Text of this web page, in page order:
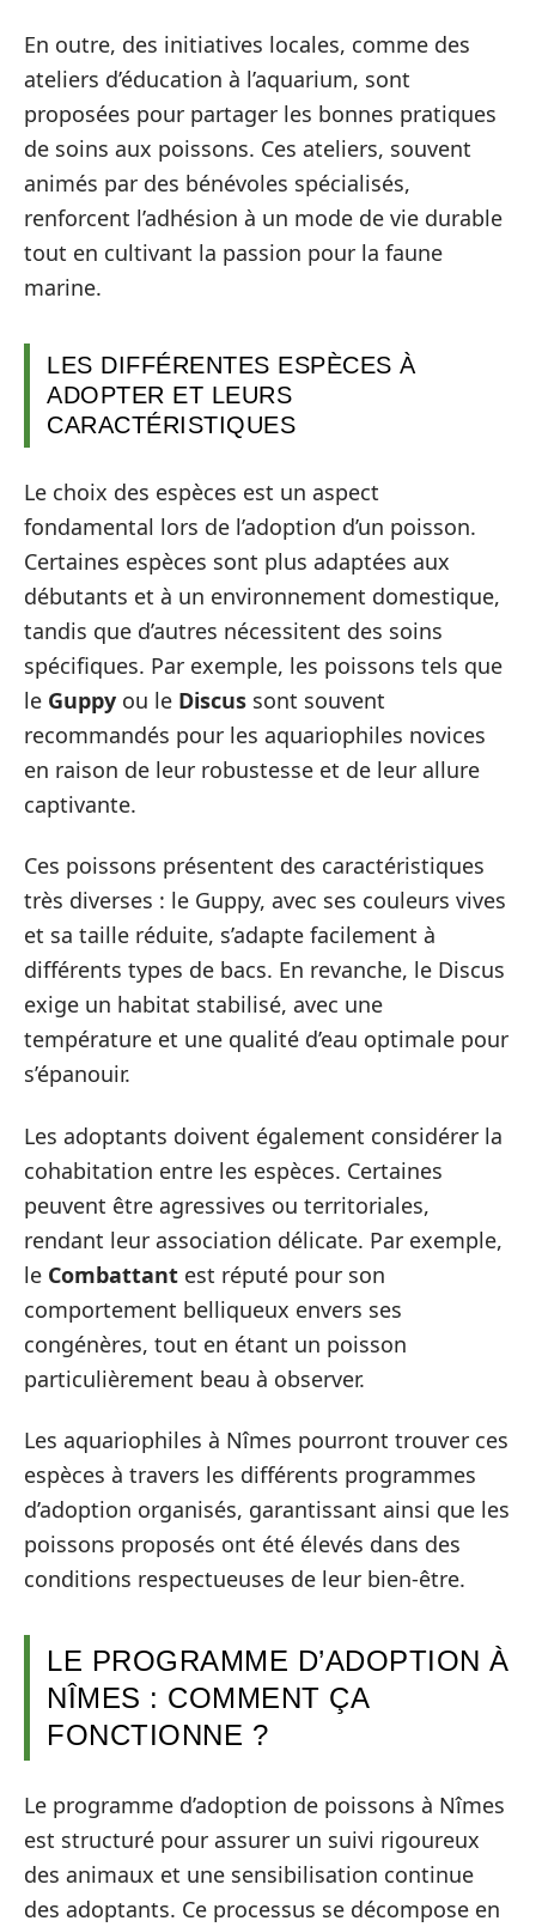
En outre, des initiatives locales, comme des
ateliers d’éducation à l’aquarium, sont
proposées pour partager les bonnes pratiques
de soins aux poissons. Ces ateliers, souvent
animés par des bénévoles spécialisés,
renforcent l’adhésion à un mode de vie durable
tout en cultivant la passion pour la faune
marine.
LES DIFFÉRENTES ESPÈCES À
ADOPTER ET LEURS
CARACTÉRISTIQUES
Le choix des espèces est un aspect
fondamental lors de l’adoption d’un poisson.
Certaines espèces sont plus adaptées aux
débutants et à un environnement domestique,
tandis que d’autres nécessitent des soins
spécifiques. Par exemple, les poissons tels que
le Guppy ou le Discus sont souvent
recommandés pour les aquariophiles novices
en raison de leur robustesse et de leur allure
captivante.
Ces poissons présentent des caractéristiques
très diverses : le Guppy, avec ses couleurs vives
et sa taille réduite, s’adapte facilement à
différents types de bacs. En revanche, le Discus
exige un habitat stabilisé, avec une
température et une qualité d’eau optimale pour
s’épanouir.
Les adoptants doivent également considérer la
cohabitation entre les espèces. Certaines
peuvent être agressives ou territoriales,
rendant leur association délicate. Par exemple,
le Combattant est réputé pour son
comportement belliqueux envers ses
congénères, tout en étant un poisson
particulièrement beau à observer.
Les aquariophiles à Nîmes pourront trouver ces
espèces à travers les différents programmes
d’adoption organisés, garantissant ainsi que les
poissons proposés ont été élevés dans des
conditions respectueuses de leur bien-être.
LE PROGRAMME D’ADOPTION À
NÎMES : COMMENT ÇA
FONCTIONNE ?
Le programme d’adoption de poissons à Nîmes
est structuré pour assurer un suivi rigoureux
des animaux et une sensibilisation continue
des adoptants. Ce processus se décompose en